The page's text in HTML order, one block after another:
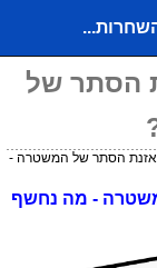
הסתר של
הסתר של המשטרה -
- מה נחשף